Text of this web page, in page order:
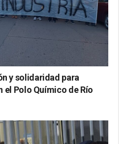
y solidaridad para
el Polo Químico de Río